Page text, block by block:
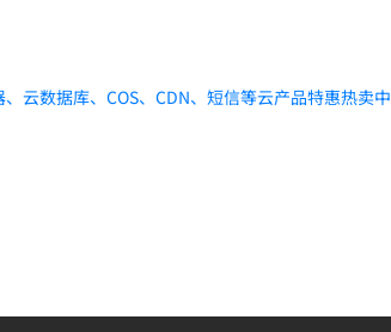
云数据库、COS、CDN、短信等云产品特惠热卖